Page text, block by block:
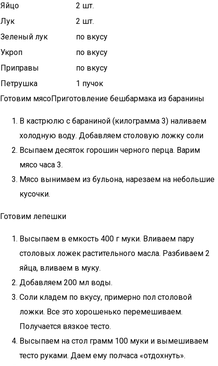
Яйцо
2 шт.
Лук
2 шт.
Зеленый лук
по вкусу
Укроп
по вкусу
Приправы
по вкусу
Петрушка
1 пучок
Готовим мясоПриготовление бешбармака из баранины
В кастрюлю с бараниной (килограмма 3) наливаем
холодную воду. Добавляем столовую ложку соли
Всыпаем десяток горошин черного перца. Варим
мясо часа 3.
Мясо вынимаем из бульона, нарезаем на небольшие
кусочки.
Готовим лепешки
Высыпаем в емкость 400 г муки. Вливаем пару
столовых ложек растительного масла. Разбиваем 2
яйца, вливаем в муку.
Добавляем 200 мл воды.
Соли кладем по вкусу, примерно пол столовой
ложки. Все это хорошенько перемешиваем.
Получается вязкое тесто.
Высыпаем на стол грамм 100 муки и вымешиваем
тесто руками. Даем ему полчаса «отдохнуть».